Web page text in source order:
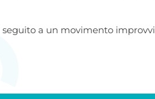
seguito a un movimento